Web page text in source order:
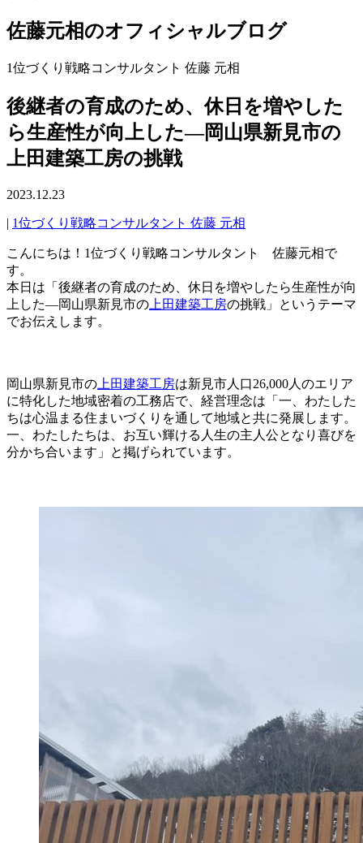
佐藤元相のオフィシャルブログ
1位づくり戦略コンサルタント 佐藤 元相
後継者の育成のため、休日を増やした
ら生産性が向上した―岡山県新見市の
上田建築工房の挑戦
2023.12.23
| 1位づくり戦略コンサルタント 佐藤 元相
こんにちは！1位づくり戦略コンサルタント 佐藤元相で
す。
本日は「後継者の育成のため、休日を増やしたら生産性が向
上した―岡山県新見市の 上田建築工房の挑戦」というテーマ
でお伝えします。
岡山県新見市の 上田建築工房は新見市人口26,000人のエリア
に特化した地域密着の工務店で、経営理念は「一、わたした
ちは心温まる住まいづくりを通して地域と共に発展します。
一、わたしたちは、お互い輝ける人生の主人公となり喜びを
分かち合います」と掲げられています。